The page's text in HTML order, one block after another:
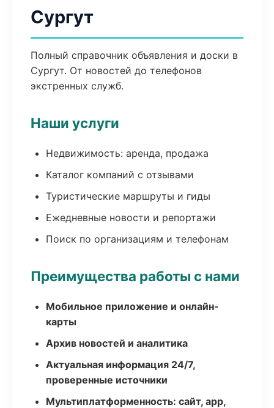
Сургут
Полный справочник объявления и доски в
Сургут. От новостей до телефонов
экстренных служб.
Наши услуги
Недвижимость: аренда, продажа
Каталог компаний с отзывами
Туристические маршруты и гиды
Ежедневные новости и репортажи
Поиск по организациям и телефонам
Преимущества работы с нами
Мобильное приложение и онлайн-
карты
Архив новостей и аналитика
Актуальная информация 24/7,
проверенные источники
Мультиплатформенность: сайт, app,